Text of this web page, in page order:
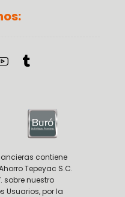
contiene
Tepeyac S.C.
sobre nuestro
Usuarios, por la